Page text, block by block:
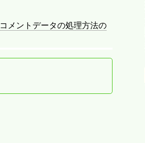
コメントデータの処理方法の